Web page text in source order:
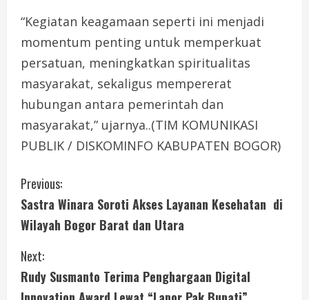
“Kegiatan keagamaan seperti ini menjadi
momentum penting untuk memperkuat
persatuan, meningkatkan spiritualitas
masyarakat, sekaligus mempererat
hubungan antara pemerintah dan
masyarakat,” ujarnya..(TIM KOMUNIKASI
PUBLIK / DISKOMINFO KABUPATEN BOGOR)
C
o
n
t
Previous:
Sastra Winara Soroti Akses Layanan Kesehatan di
Wilayah Bogor Barat dan Utara
Next:
Rudy Susmanto Terima Penghargaan Digital